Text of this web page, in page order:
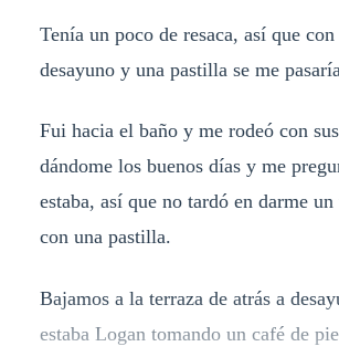
Tenía un poco de resaca, así que
desayuno y una pastilla se me
Fui hacia el baño y me rodeó con
dándome los buenos días y me
estaba, así que no tardó en darme un
con una pastilla.
Bajamos a la terraza de atrás a
estaba Logan tomando un café de